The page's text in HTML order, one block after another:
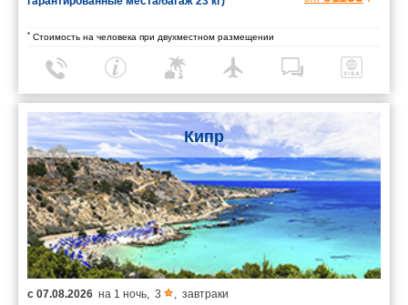
* Стоимость на человека при двухместном размещении
Кипр
с 07.08.2026 на 1 ночь 3
завтраки